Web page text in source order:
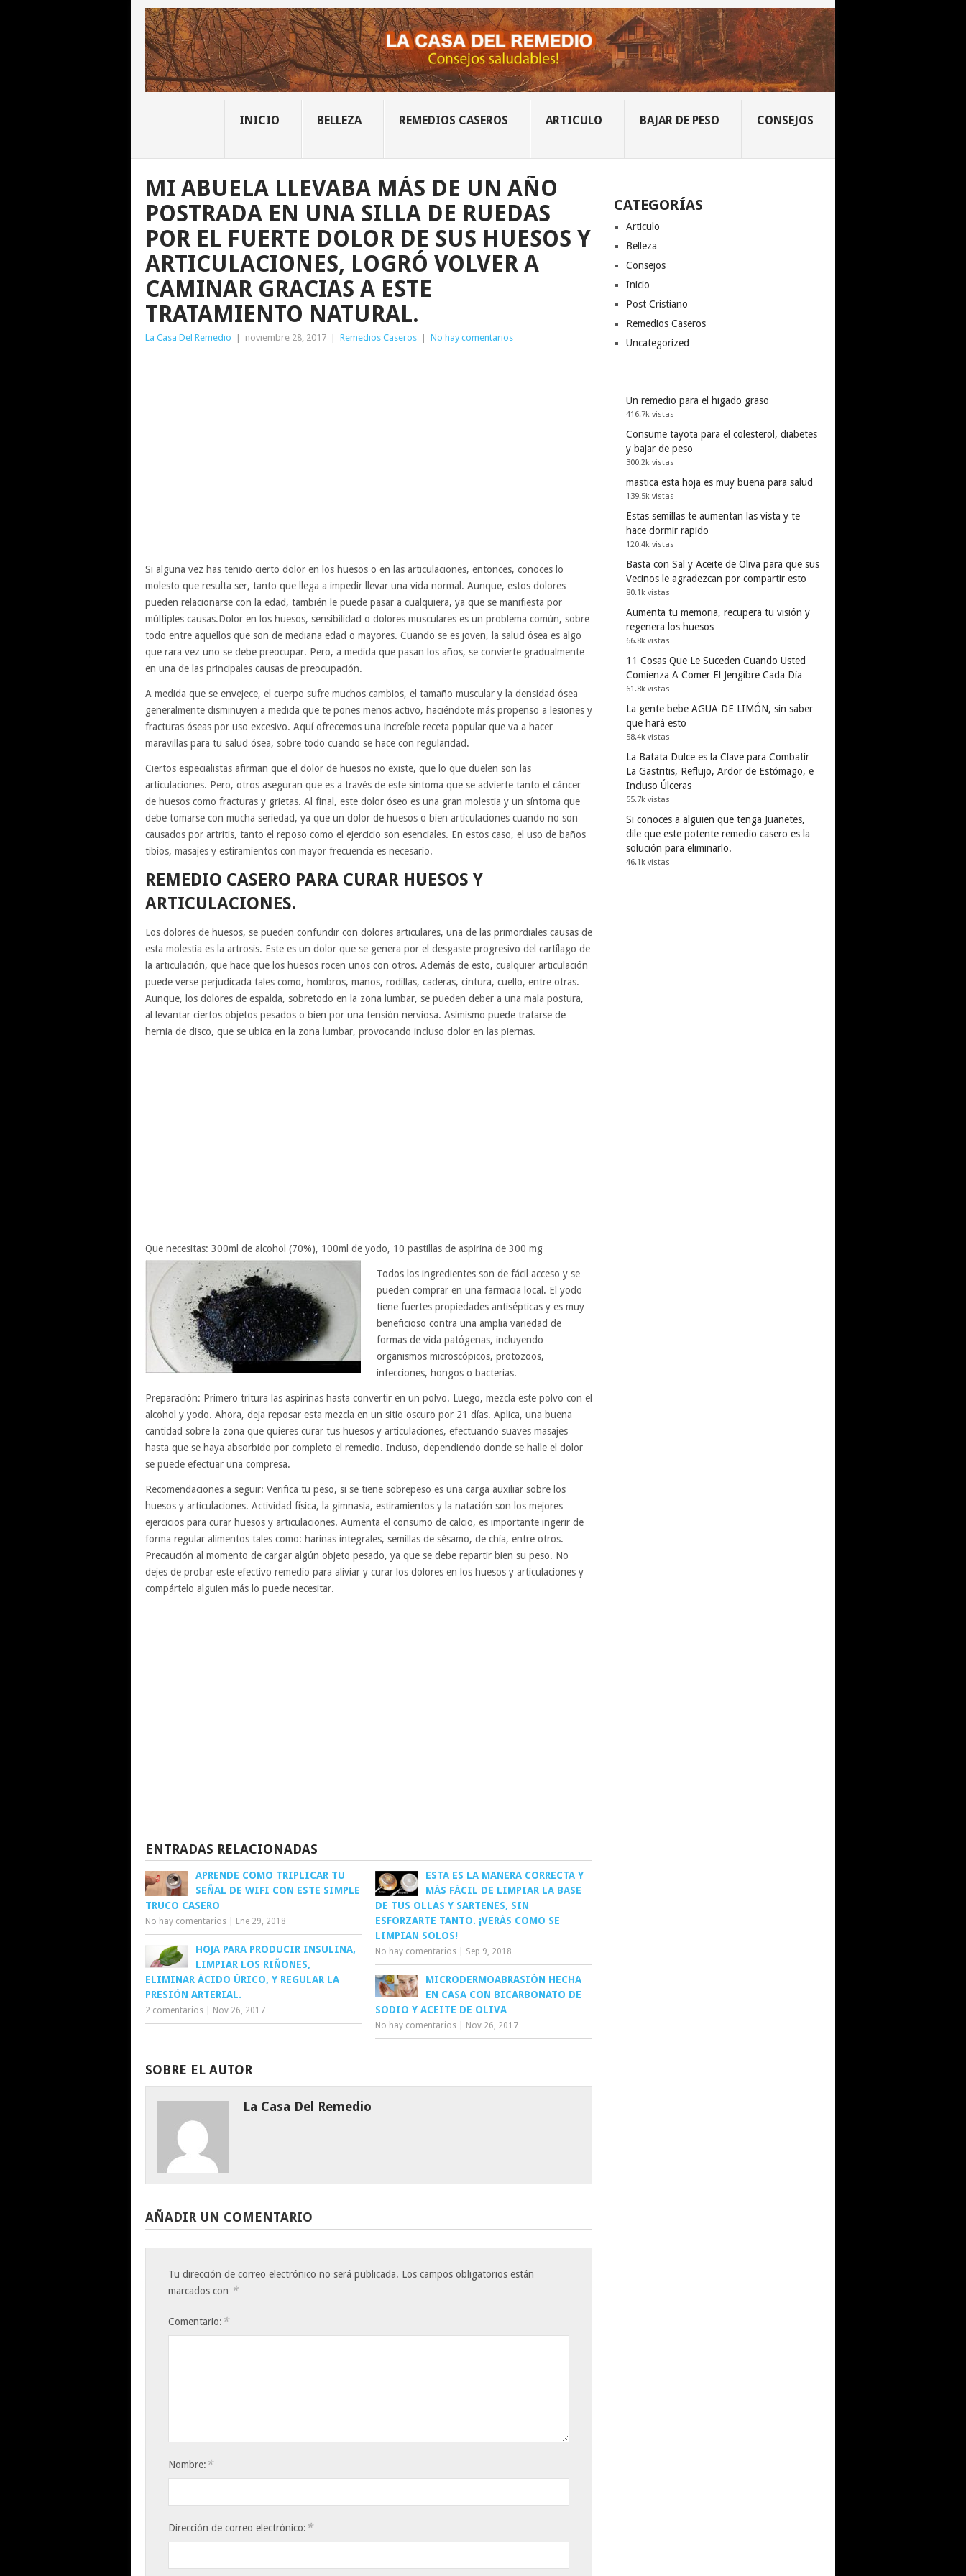
INICIO BELLEZA REMEDIOS CASEROS ARTICULO BAJAR DE PESO CONSEJOS
MI ABUELA LLEVABA MÁS DE UN AÑO
POSTRADA EN UNA SILLA DE RUEDAS
POR EL FUERTE DOLOR DE SUS HUESOS Y
ARTICULACIONES, LOGRÓ VOLVER A
CAMINAR GRACIAS A ESTE
TRATAMIENTO NATURAL.
La Casa Del Remedio | noviembre 28, 2017 | Remedios Caseros | No hay comentarios
Si alguna vez has tenido cierto dolor en los huesos o en las articulaciones, entonces, conoces lo
molesto que resulta ser, tanto que llega a impedir llevar una vida normal. Aunque, estos dolores
pueden relacionarse con la edad, también le puede pasar a cualquiera, ya que se manifiesta por
múltiples causas.Dolor en los huesos, sensibilidad o dolores musculares es un problema común, sobre
todo entre aquellos que son de mediana edad o mayores. Cuando se es joven, la salud ósea es algo
que rara vez uno se debe preocupar. Pero, a medida que pasan los años, se convierte gradualmente
en una de las principales causas de preocupación.
A medida que se envejece, el cuerpo sufre muchos cambios, el tamaño muscular y la densidad ósea
generalmente disminuyen a medida que te pones menos activo, haciéndote más propenso a lesiones y
fracturas óseas por uso excesivo. Aquí ofrecemos una increíble receta popular que va a hacer
maravillas para tu salud ósea, sobre todo cuando se hace con regularidad.
Ciertos especialistas afirman que el dolor de huesos no existe, que lo que duelen son las
articulaciones. Pero, otros aseguran que es a través de este síntoma que se advierte tanto el cáncer
de huesos como fracturas y grietas. Al final, este dolor óseo es una gran molestia y un síntoma que
debe tomarse con mucha seriedad, ya que un dolor de huesos o bien articulaciones cuando no son
causados por artritis, tanto el reposo como el ejercicio son esenciales. En estos caso, el uso de baños
tibios, masajes y estiramientos con mayor frecuencia es necesario.
REMEDIO CASERO PARA CURAR HUESOS Y
ARTICULACIONES.
Los dolores de huesos, se pueden confundir con dolores articulares, una de las primordiales causas de
esta molestia es la artrosis. Este es un dolor que se genera por el desgaste progresivo del cartílago de
la articulación, que hace que los huesos rocen unos con otros. Además de esto, cualquier articulación
puede verse perjudicada tales como, hombros, manos, rodillas, caderas, cintura, cuello, entre otras.
Aunque, los dolores de espalda, sobretodo en la zona lumbar, se pueden deber a una mala postura,
al levantar ciertos objetos pesados o bien por una tensión nerviosa. Asimismo puede tratarse de
hernia de disco, que se ubica en la zona lumbar, provocando incluso dolor en las piernas.
Que necesitas: 300ml de alcohol (70%), 100ml de yodo, 10 pastillas de aspirina de 300 mg
Todos los ingredientes son de fácil acceso y se
pueden comprar en una farmacia local. El yodo
tiene fuertes propiedades antisépticas y es muy
beneficioso contra una amplia variedad de
formas de vida patógenas, incluyendo
organismos microscópicos, protozoos,
infecciones, hongos o bacterias.
Preparación: Primero tritura las aspirinas hasta convertir en un polvo. Luego, mezcla este polvo con el
alcohol y yodo. Ahora, deja reposar esta mezcla en un sitio oscuro por 21 días. Aplica, una buena
cantidad sobre la zona que quieres curar tus huesos y articulaciones, efectuando suaves masajes
hasta que se haya absorbido por completo el remedio. Incluso, dependiendo donde se halle el dolor
se puede efectuar una compresa.
Recomendaciones a seguir: Verifica tu peso, si se tiene sobrepeso es una carga auxiliar sobre los
huesos y articulaciones. Actividad física, la gimnasia, estiramientos y la natación son los mejores
ejercicios para curar huesos y articulaciones. Aumenta el consumo de calcio, es importante ingerir de
forma regular alimentos tales como: harinas integrales, semillas de sésamo, de chía, entre otros.
Precaución al momento de cargar algún objeto pesado, ya que se debe repartir bien su peso. No
dejes de probar este efectivo remedio para aliviar y curar los dolores en los huesos y articulaciones y
compártelo alguien más lo puede necesitar.
ENTRADAS RELACIONADAS
APRENDE COMO TRIPLICAR TU
SEÑAL DE WIFI CON ESTE SIMPLE
TRUCO CASERO
No hay comentarios Ene 29, 2018
ESTA ES LA MANERA CORRECTA Y
MÁS FÁCIL DE LIMPIAR LA BASE
DE TUS OLLAS Y SARTENES, SIN
ESFORZARTE TANTO. ¡VERÁS COMO SE
LIMPIAN SOLOS!
No hay comentarios Sep 9, 2018
HOJA PARA PRODUCIR INSULINA,
LIMPIAR LOS RIÑONES,
ELIMINAR ÁCIDO ÚRICO, Y REGULAR LA
PRESIÓN ARTERIAL.
2 comentarios Nov 26, 2017
MICRODERMOABRASIÓN HECHA
EN CASA CON BICARBONATO DE
SODIO Y ACEITE DE OLIVA
No hay comentarios Nov 26, 2017
SOBRE EL AUTOR
La Casa Del Remedio
AÑADIR UN COMENTARIO
Tu dirección de correo electrónico no será publicada. Los campos obligatorios están
marcados con *
Comentario: *
Nombre: *
Dirección de correo electrónico: *
CATEGORÍAS
Articulo
Belleza
Consejos
Inicio
Post Cristiano
Remedios Caseros
Uncategorized
Un remedio para el higado graso
416.7k vistas
Consume tayota para el colesterol, diabetes
y bajar de peso
300.2k vistas
mastica esta hoja es muy buena para salud
139.5k vistas
Estas semillas te aumentan las vista y te
hace dormir rapido
120.4k vistas
Basta con Sal y Aceite de Oliva para que sus
Vecinos le agradezcan por compartir esto
80.1k vistas
Aumenta tu memoria, recupera tu visión y
regenera los huesos
66.8k vistas
11 Cosas Que Le Suceden Cuando Usted
Comienza A Comer El Jengibre Cada Día
61.8k vistas
La gente bebe AGUA DE LIMÓN, sin saber
que hará esto
58.4k vistas
La Batata Dulce es la Clave para Combatir
La Gastritis, Reflujo, Ardor de Estómago, e
Incluso Úlceras
55.7k vistas
Si conoces a alguien que tenga Juanetes,
dile que este potente remedio casero es la
solución para eliminarlo.
46.1k vistas